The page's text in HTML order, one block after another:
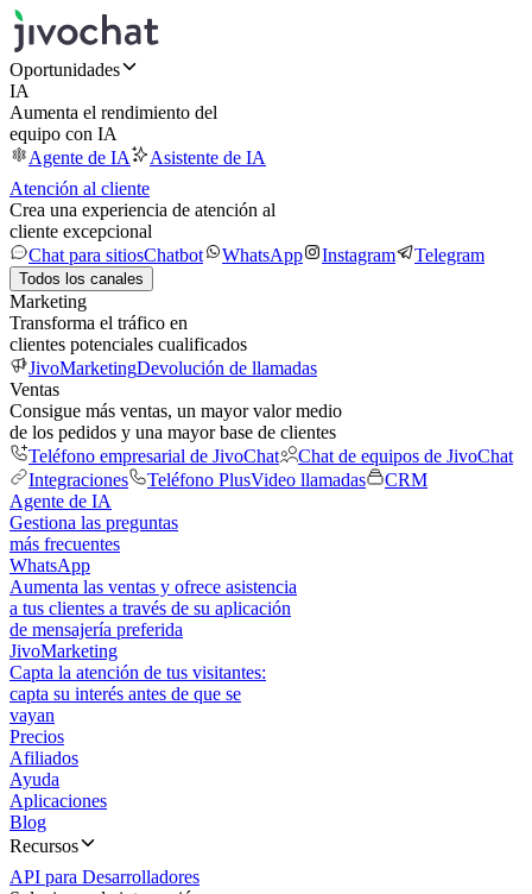
Oportunidades
IA
Aumenta el rendimiento del
equipo con IA
Agente de IA
Asistente de IA
Atención al cliente
Crea una experiencia de atención al
cliente excepcional
Chat para sitiosChatbot WhatsApp Instagram Telegram
Todos los canales
Marketing
Transforma el tráfico en
clientes potenciales cualificados
JivoMarketingDevolución de llamadas
Ventas
Consigue más ventas, un mayor valor medio
de los pedidos y una mayor base de clientes
Teléfono empresarial de JivoChat
Chat de equipos de JivoChat
Integraciones
Teléfono PlusVideo llamadas
CRM
Agente de IA
Gestiona las preguntas
más frecuentes
WhatsApp
Aumenta las ventas y ofrece asistencia
a tus clientes a través de su aplicación
de mensajería preferida
JivoMarketing
Capta la atención de tus visitantes:
capta su interés antes de que se
vayan
Precios
Afiliados
Ayuda
Aplicaciones
Blog
Recursos
API para Desarrolladores